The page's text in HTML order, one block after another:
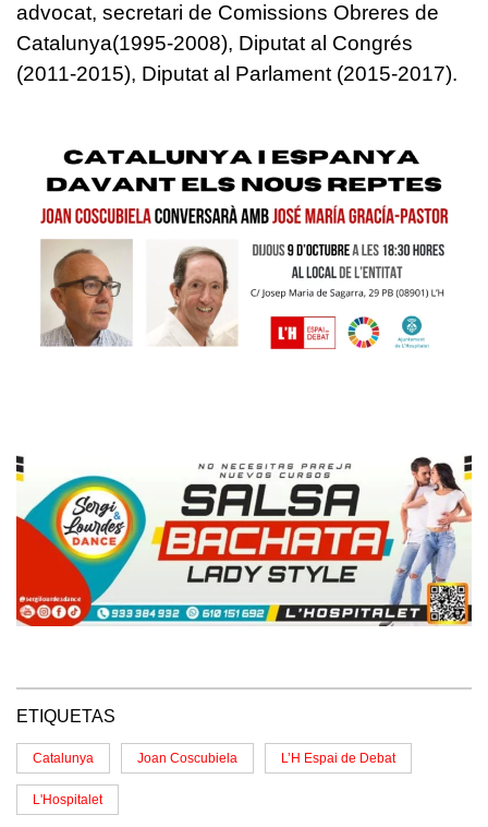
advocat, secretari de Comissions Obreres de
Catalunya(1995-2008), Diputat al Congrés
(2011-2015), Diputat al Parlament (2015-2017).
ETIQUETAS
Catalunya Joan Coscubiela L’H Espai de Debat
L'Hospitalet